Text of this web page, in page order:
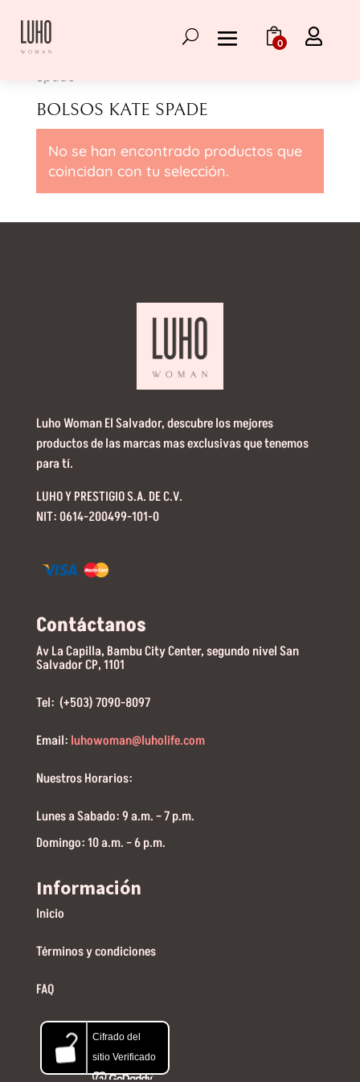
0 
Inicio
Spade
BOLSOS KATE SPADE
No se han encontrado productos que
coincidan con tu selección.
Luho Woman El Salvador, descubre los mejores
productos de las marcas mas exclusivas que tenemos
para tí.
LUHO Y PRESTIGIO S.A. DE C.V.
NIT: 0614-200499-101-0
Contáctanos
Av La Capilla, Bambu City Center, segundo nivel San
Salvador CP, 1101
Tel: (+503) 7090-8097
Email: luhowoman@luholife.com
Nuestros Horarios:
Lunes a Sabado: 9 a.m. – 7 p.m.
Domingo: 10 a.m. – 6 p.m.
Información
Inicio
Términos y condiciones
FAQ